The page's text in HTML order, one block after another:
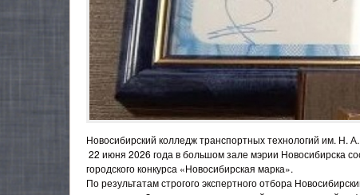
Новосибирский колледж транспортных технологий им. Н.
22 июня 2026 года в большом зале мэрии Новосибирска
городского конкурса «Новосибирская марка».
По результатам строгого экспертного отбора